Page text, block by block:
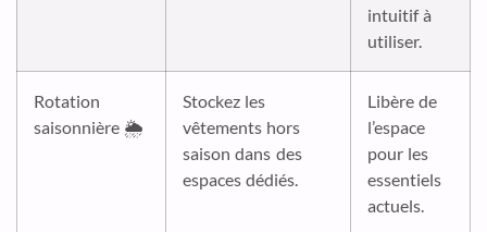
intuitif à
utiliser.
Rotation
saisonnière 🌦️
Stockez les
vêtements hors
saison dans des
espaces dédiés.
Libère de
l’espace
pour les
essentiels
actuels.